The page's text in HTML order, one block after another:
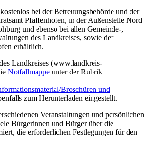
bei der Betreuungsbehörde und der
Pfaffenhofen, in der Außenstelle Nord
und ebenso bei allen Gemeinde-,
des Landkreises, sowie der
erhältlich.
Landkreises (www.landkreis-
Notfallmappe unter der Rubrik
Broschüren und
zum Herunterladen eingestellt.
Veranstaltungen und persönlichen
Bürgerinnen und Bürger über die
die erforderlichen Festlegungen für den